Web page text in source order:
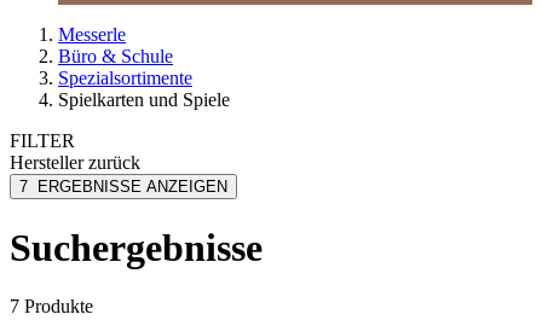
Messerle
Büro & Schule
Spezialsortimente
Spielkarten und Spiele
FILTER
Herstellerzurück
Piatnik
7 ERGEBNISSE ANZEIGEN
Suchergebnisse
7 Produkte